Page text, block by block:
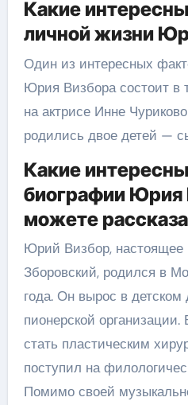
Какие
личной жизни
Один из интересных
Юрия Визбора состоит в
на актрисе Инне
родились двое детей —
Какие
биографии Юрия
можете
Юрий Визбор, настоящее
Зборовский, родился в
года. Он вырос в
пионерской
стать пластическим
поступил на
Помимо своей